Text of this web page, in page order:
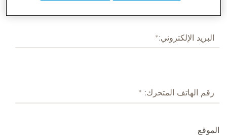
الموقع